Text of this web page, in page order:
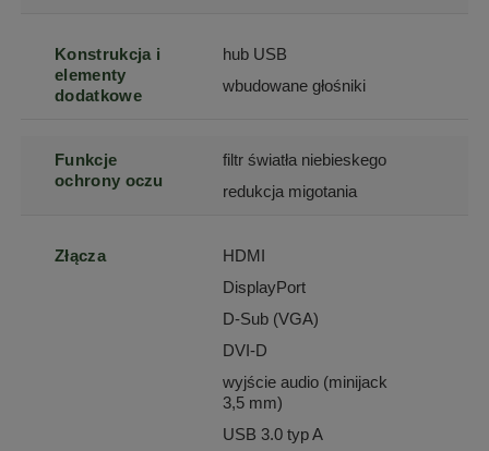
Konstrukcja i
elementy
dodatkowe
hub USB
wbudowane głośniki
Funkcje
ochrony oczu
filtr światła niebieskego
redukcja migotania
Złącza
HDMI
DisplayPort
D-Sub (VGA)
DVI-D
wyjście audio (minijack
3,5 mm)
USB 3.0 typ A